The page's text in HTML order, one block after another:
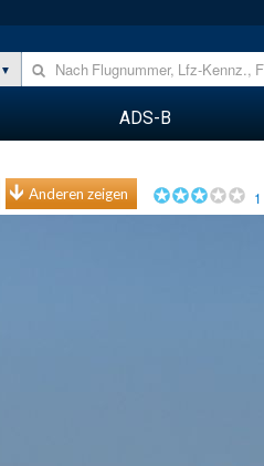
ADS-B
Anderen zeigen 1